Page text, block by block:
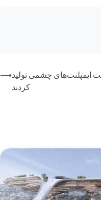
ایمپلنت‌های چشمی تولید
کردند
⟶